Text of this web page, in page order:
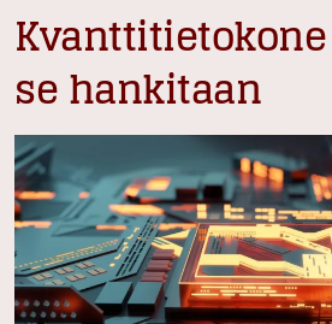
se hankitaan